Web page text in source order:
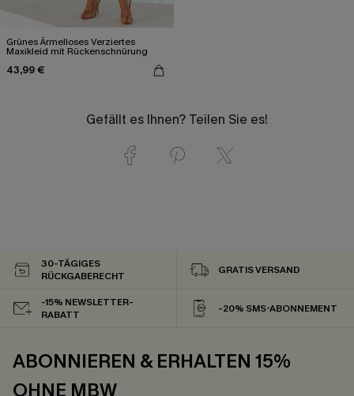
Grünes Ärmelloses Verziertes
Maxikleid mit Rückenschnürung
43,99 €
Gefällt es Ihnen? Teilen Sie es!
30-TÄGIGES
RÜCKGABERECHT
GRATIS VERSAND
-15% NEWSLETTER-
RABATT
-20% SMS-ABONNEMENT
ABONNIEREN & ERHALTEN 15%
OHNE MBW